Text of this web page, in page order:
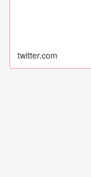
twitter.com